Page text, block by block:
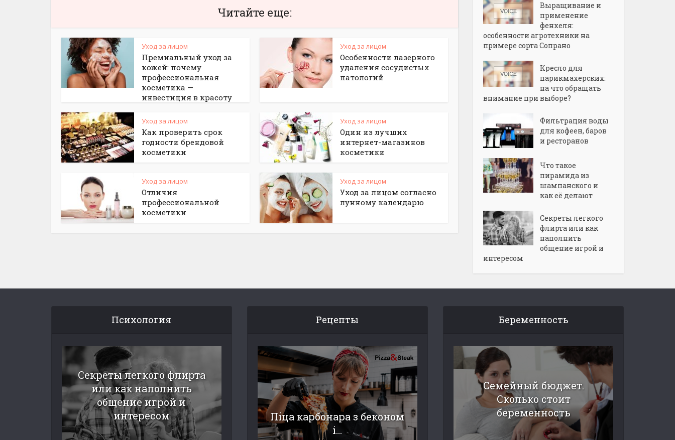
Читайте еще:
Уход за лицом
Премиальный уход за
кожей: почему
профессиональная
косметика —
инвестиция в красоту
Уход за лицом
Особенности лазерного
удаления сосудистых
патологий
Уход за лицом
Как проверить срок
годности брендовой
косметики
Уход за лицом
Один из лучших
интернет-магазинов
косметики
Уход за лицом
Отличия
профессиональной
косметики
Уход за лицом
Уход за лицом согласно
лунному календарю
Выращивание и
применение
фенхеля:
особенности агротехники на
примере сорта Сопрано
Кресло для
парикмахерских:
на что обращать
внимание при выборе?
Фильтрация воды
для кофеен, баров
и ресторанов
Что такое
пирамида из
шампанского и
как её делают
Секреты легкого
флирта или как
наполнить
общение игрой и
интересом
Психология
Секреты легкого флирта
или как наполнить
общение игрой и
интересом
Рецепты
Піца карбонара з беконом
і...
Беременность
Семейный бюджет.
Сколько стоит
беременность